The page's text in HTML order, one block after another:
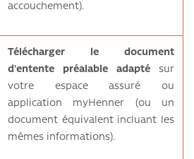
accouchement).
Télécharger le document
d'entente préalable adapté sur
votre espace assuré ou
application myHenner (ou un
document équivalent incluant les
mêmes informations).